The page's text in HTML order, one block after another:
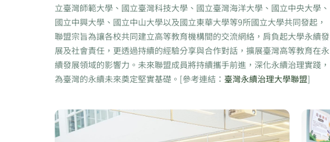
立臺灣師範大學、國立臺灣科技大學、國立臺灣海洋大學、國立中央大學、
國立中興大學、國立中山大學以及國立東華大學等9所國立大學共同發起，
聯盟宗旨為讓各校共同建立高等教育機構間的交流網絡，肩負起大學永續發
展及社會責任，更透過持續的經驗分享與合作對話，擴展臺灣高等教育在永
續發展領域的影響力。未來聯盟成員將持續攜手前進，深化永續治理實踐，
為臺灣的永續未來奠定堅實基礎。[參考連結： 臺灣永續治理大學聯盟]